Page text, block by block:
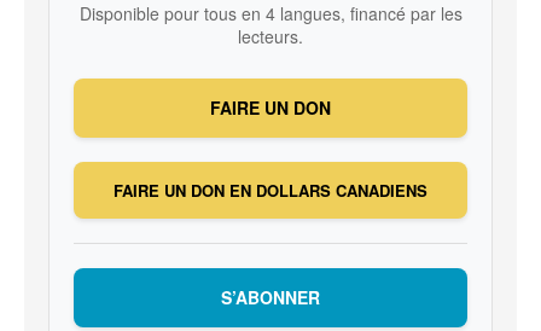
Disponible pour tous en 4 langues, financé par les
lecteurs.
FAIRE UN DON
FAIRE UN DON EN DOLLARS CANADIENS
S’ABONNER